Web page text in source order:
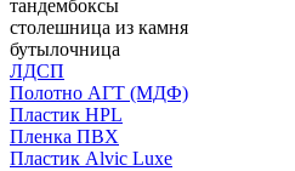
тандембоксы
столешница из камня
бутылочница
ЛДСП
Полотно АГТ (МДФ)
Пластик HPL
Пленка ПВХ
Пластик Alvic Luxe